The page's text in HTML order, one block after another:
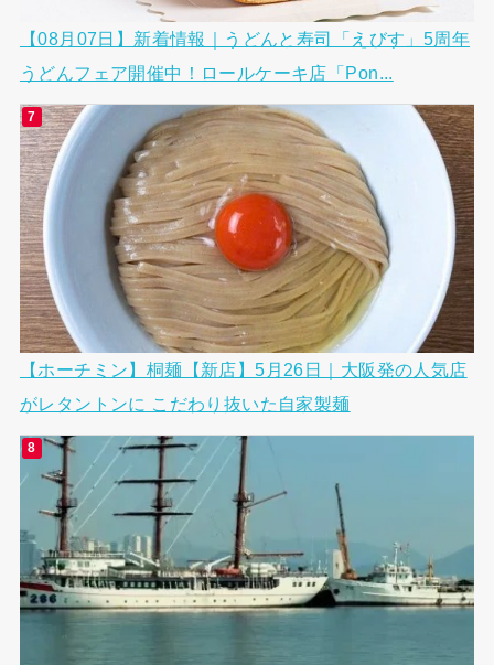
【08月07日】新着情報｜うどんと寿司「えびす」5周年
うどんフェア開催中！ロールケーキ店「Pon...
【ホーチミン】桐麺【新店】5月26日｜大阪発の人気店
がレタントンに こだわり抜いた自家製麺